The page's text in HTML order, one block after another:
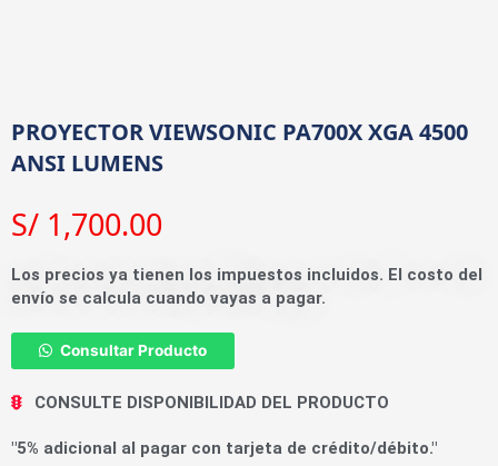
PROYECTOR VIEWSONIC PA700X XGA 4500
ANSI LUMENS
S/ 1,700.00
Los precios ya tienen los impuestos incluidos. El costo del
envío se calcula cuando vayas a pagar.
Consultar Producto
CONSULTE DISPONIBILIDAD DEL PRODUCTO
"5% adicional al pagar con tarjeta de crédito/débito."